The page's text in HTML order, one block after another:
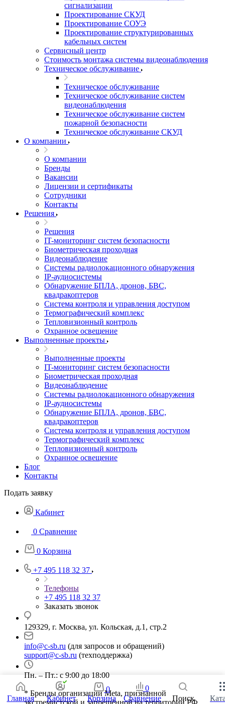
сигнализации
Проектирование СКУД
Проектирование СОУЭ
Проектирование структурированных
кабельных систем
Сервисный центр
Стоимость монтажа системы видеонаблюдения
Техническое обслуживание
Техническое обслуживание
Техническое обслуживание систем
видеонаблюдения
Техническое обслуживание систем
пожарной безопасности
Техническое обслуживание СКУД
О компании
О компании
Бренды
Вакансии
Лицензии и сертификаты
Сотрудники
Контакты
Решения
Решения
IT-мониторинг систем безопасности
Биометрическая проходная
Видеонаблюдение
Системы радиолокационного обнаружения
IP-аудиосистемы
Обнаружение БПЛА, дронов, БВС,
квадракоптеров
Система контроля и управления доступом
Термографический комплекс
Тепловизионный контроль
Охранное освещение
Выполненные проекты
Выполненные проекты
IT-мониторинг систем безопасности
Биометрическая проходная
Видеонаблюдение
Системы радиолокационного обнаружения
IP-аудиосистемы
Обнаружение БПЛА, дронов, БВС,
квадракоптеров
Система контроля и управления доступом
Термографический комплекс
Тепловизионный контроль
Охранное освещение
Блог
Контакты
Подать заявку
Кабинет
0 Сравнение
0 Корзина
+7 495 118 32 37
Телефоны
+7 495 118 32 37
Заказать звонок
129329, г. Москва, ул. Кольская, д.1, стр.2
info@c-sb.ru (для запросов и обращений)
support@c-sb.ru (техподдержка)
Пн. – Пт.: с 9:00 до 18:00
* Бренды организации Meta, признанной
экстремистской и запрещённой на территории РФ
Главная Кабинет
0
Корзина
0
Сравнение
Поиск